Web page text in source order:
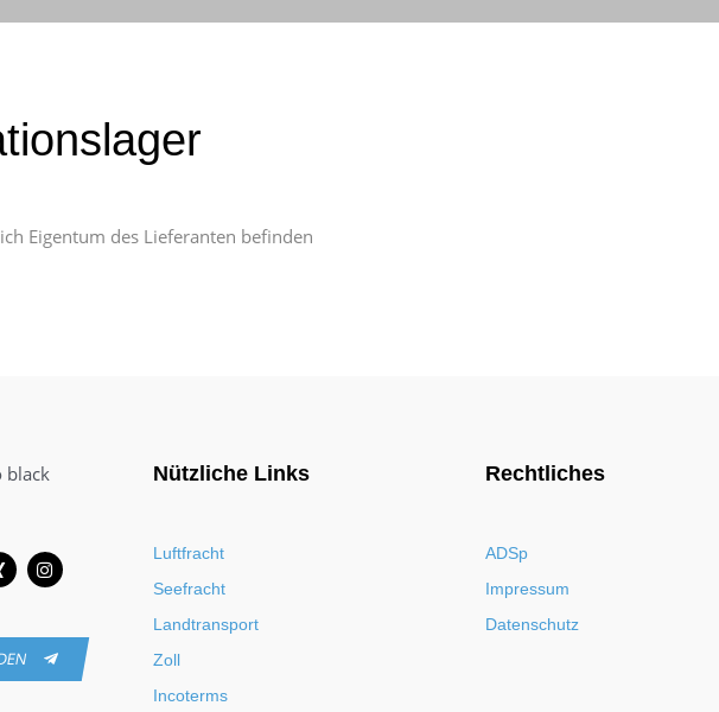
Eigentum des Lieferanten befinden
Instagram
Nützliche Links
Luftfracht
Seefracht
Landtransport
Zoll
Incoterms
Rechtliches
ADSp
Impressum
Datenschutz